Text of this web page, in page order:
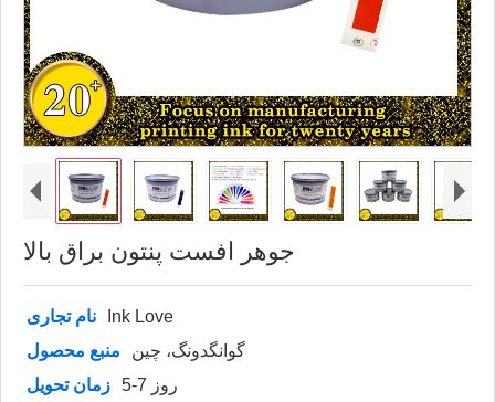
جوهر افست پنتون براق بالا
نام تجاری
Ink Love
منبع محصول
گوانگدونگ، چین
زمان تحویل
5-7 روز